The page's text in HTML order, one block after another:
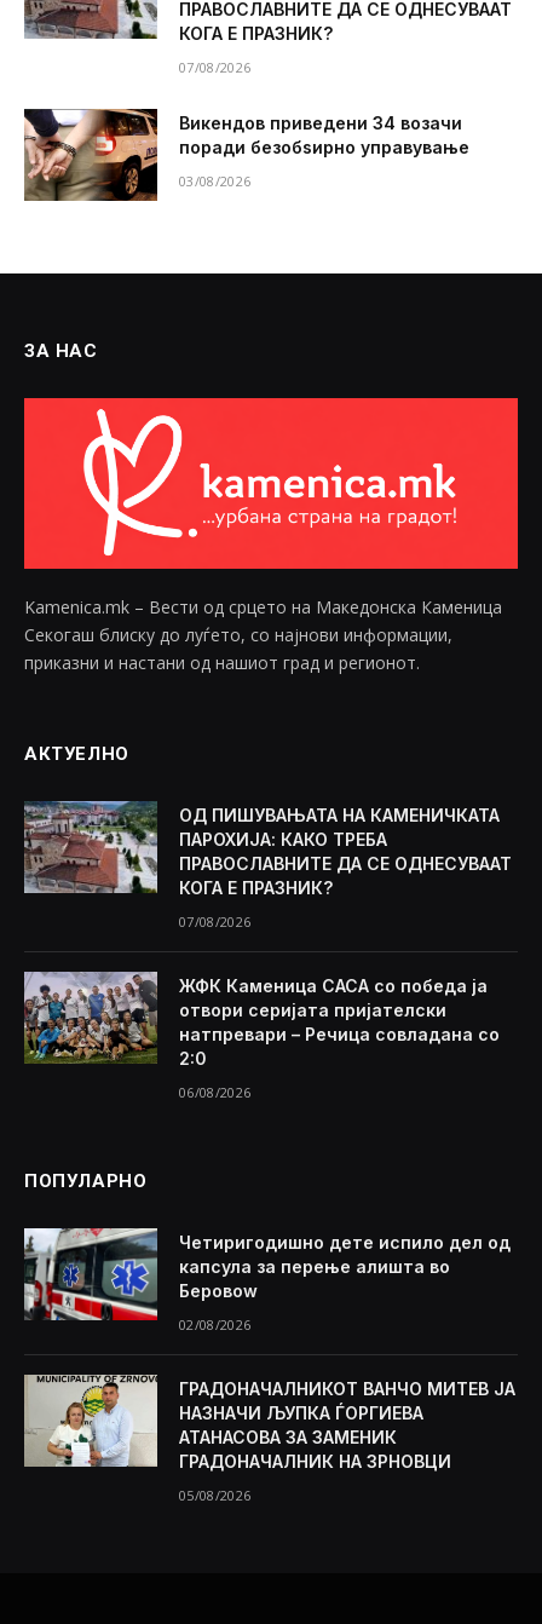
ПРАВОСЛАВНИТЕ ДА СЕ ОДНЕСУВААТ
КОГА Е ПРАЗНИК?
07/08/2026
Викендов приведени 34 возачи
поради безобѕирно управување
03/08/2026
ЗА НАС
Kamenica.mk – Вести од срцето на Македонска Каменица
Секогаш блиску до луѓето, со најнови информации,
приказни и настани од нашиот град и регионот.
АКТУЕЛНО
ОД ПИШУВАЊАТА НА КАМЕНИЧКАТА
ПАРОХИЈА: КАКО ТРЕБА
ПРАВОСЛАВНИТЕ ДА СЕ ОДНЕСУВААТ
КОГА Е ПРАЗНИК?
07/08/2026
ЖФК Каменица САСА со победа ја
отвори серијата пријателски
натпревари – Речица совладана со
2:0
06/08/2026
ПОПУЛАРНО
Четиригодишно дете испило дел од
капсула за перење алишта во
Беровоw
02/08/2026
ГРАДОНАЧАЛНИКОТ ВАНЧО МИТЕВ ЈА
НАЗНАЧИ ЉУПКА ЃОРГИЕВА
АТАНАСОВА ЗА ЗАМЕНИК
ГРАДОНАЧАЛНИК НА ЗРНОВЦИ
05/08/2026